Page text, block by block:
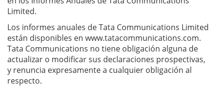
Limited.
Los informes anuales de Tata Communications Limited
están disponibles en www.tatacommunications.com.
Tata Communications no tiene obligación alguna de
actualizar o modificar sus declaraciones prospectivas,
y renuncia expresamente a cualquier obligación al
respecto.